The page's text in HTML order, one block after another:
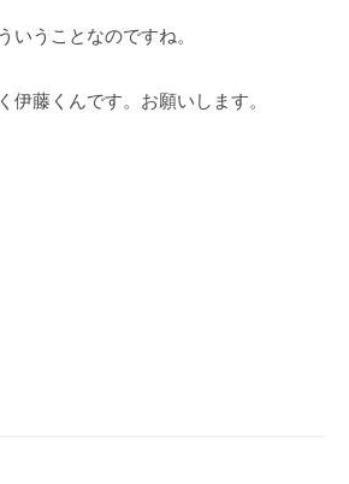
いうことなのですね。
伊藤くんです。お願いします。